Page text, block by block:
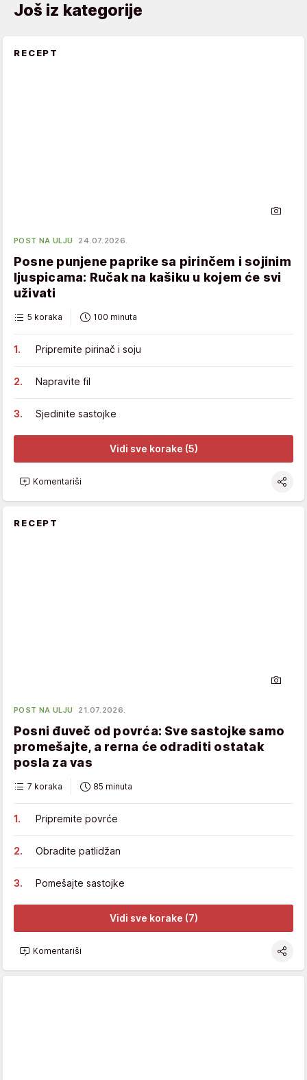
Još iz kategorije
RECEPT
POST NA ULJU 24.07.2026.
Posne punjene paprike sa pirinčem i sojinim
ljuspicama: Ručak na kašiku u kojem će svi
uživati
5 koraka 100 minuta
Pripremite pirinač i soju
Napravite fil
Sjedinite sastojke
Vidi sve korake (5)
Komentariši
RECEPT
POST NA ULJU 21.07.2026.
Posni đuveč od povrća: Sve sastojke samo
promešajte, a rerna će odraditi ostatak
posla za vas
7 koraka 85 minuta
Pripremite povrće
Obradite patlidžan
Pomešajte sastojke
Vidi sve korake (7)
Komentariši